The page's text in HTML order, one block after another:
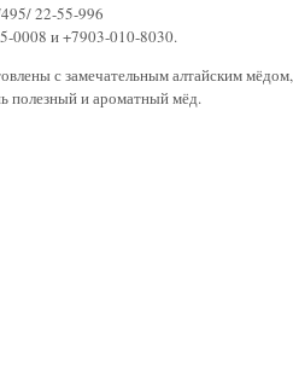
495/ 22-55-996
0008 и +7903-010-8030.
с замечательным алтайским мёдом,
полезный и ароматный мёд.